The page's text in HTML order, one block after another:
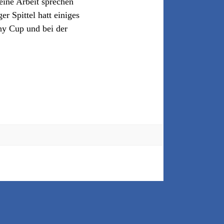
Spittel hatt einiges
Cup und bei der